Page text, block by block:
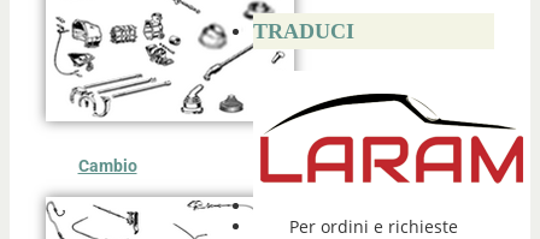
Cambio
TRADUCI
Per ordini e richieste